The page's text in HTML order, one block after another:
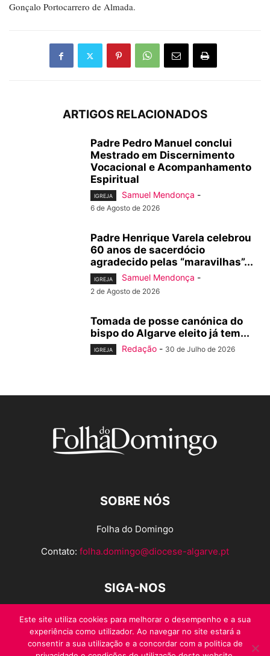
Gonçalo Portocarrero de Almada.
ARTIGOS RELACIONADOS
Padre Pedro Manuel conclui
Mestrado em Discernimento
Vocacional e Acompanhamento
Espiritual
IGREJA Samuel Mendonça -
6 de Agosto de 2026
Padre Henrique Varela celebrou
60 anos de sacerdócio
agradecido pelas “maravilhas”...
IGREJA Samuel Mendonça -
2 de Agosto de 2026
Tomada de posse canónica do
bispo do Algarve eleito já tem...
IGREJA Redação - 30 de Julho de 2026
SOBRE NÓS
Folha do Domingo
Contato: folha.domingo@diocese-algarve.pt
SIGA-NOS
Este site utiliza cookies para melhorar o desempenho e a sua
experiência como utilizador. Ao navegar no site estará a
consentir a sua utilização e a concordar com a politica de